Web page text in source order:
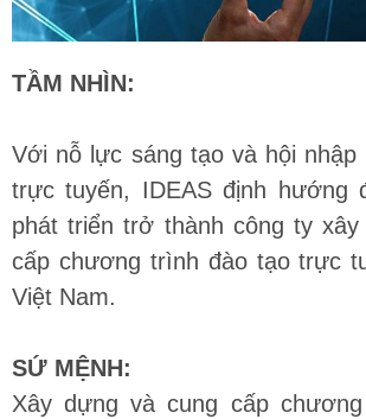
TẦM NHÌN:
Với nỗ lực sáng tạo và hội nhập
trực tuyến, IDEAS định hướng
phát triển trở thành công ty
cấp chương trình đào tạo trực
Việt Nam.
SỨ MỆNH:
Xây dựng và cung cấp